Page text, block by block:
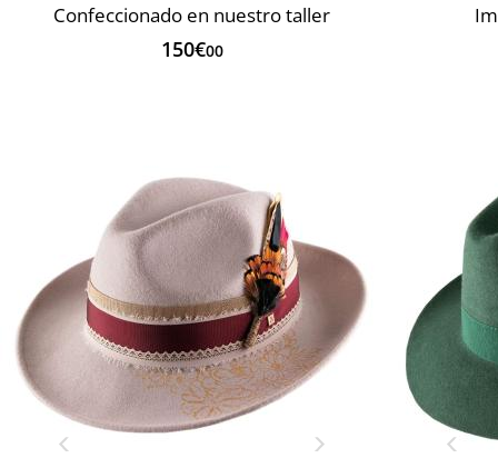
Confeccionado en nuestro taller
150€00